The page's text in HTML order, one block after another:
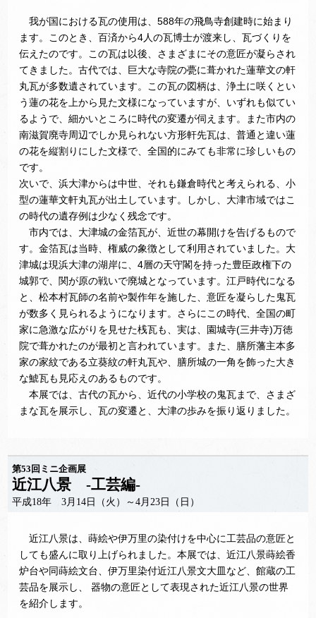
我が国における瓦の使用は、588年の飛鳥寺創建時に始まり
ます。このとき、百済から4人の瓦博士が渡来し、瓦づくりを
伝えたのです。この瓦は以後、さまざまにその意匠が凝らされ
てきました。古代では、巨大な寺院の甍に葺かれた蓮華文の軒
丸瓦が多数遺されています。この瓦の図柄は、浄土に咲くとい
う蓮の花を上から見た文様になっていますが、いずれも似てい
るようで、細かいところに時代の変遷が伺えます。また市内の
南滋賀廃寺周辺でしか見られない方形軒先瓦は、普通と違い蓮
の花を縦割りにした文様で、全国的にみても非常に珍しいもの
です。
次いで、浜大津からは中世、それも鎌倉時代と考えられる、小
型の蓮華文軒丸瓦が出土しています。しかし、大津市域ではこ
の時代の遺存例は少なく残念です。
市内では、大津城の金箔瓦が、近世の幕開けを告げるもので
す。金箔瓦は当時、権威の象徴として利用されていました。大
津城は現浜大津の湖岸に、4層の天守閣を持った豊臣政権下の
城郭で、関が原の戦いで廃城となっています。江戸時代になる
と、松本村瓦師の名前や製作年を施した、意匠を凝らした鬼瓦
が数多く見られるようになります。さらにこの時代、全国の町
家に急激な広がりを見せた桟瓦も、実は、園城寺(三井寺)万徳
院で葺かれたのが最初と言われています。また、膳所藩主本多
家の家紋である立葵紋の軒丸瓦や、膳所城の一角を飾った大き
な鯱瓦も見応えのあるものです。
本展では、古代の瓦から、近代の小学校の鬼瓦まで、さまざ
まな瓦を展示し、瓦の変遷と、大津の歩みを振り返りました。
第53回ミニ企画展
近江八景 -工芸編-
平成18年 3月14日（火）～4月23日（日）
近江八景は、蒔絵や伊万里の染付けを中心に工芸品の意匠と
しても盛んに取り上げられました。本展では、近江八景蒔絵香
炉台や同蒔絵文台、伊万里染付近江八景文大皿など、館蔵の工
芸品を展示し、 器物の意匠として表現された近江八景の世界
を紹介します。